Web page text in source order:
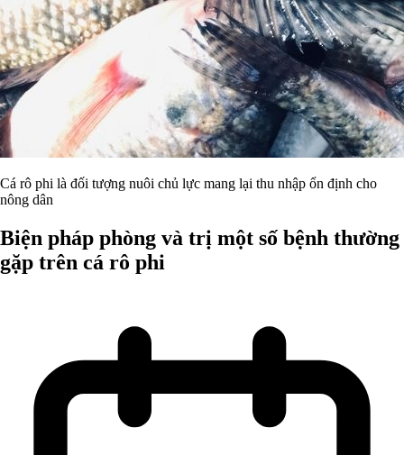
Cá rô phi là đối tượng nuôi chủ lực mang lại thu nhập ổn định cho
nông dân
Biện pháp phòng và trị một số bệnh thường
gặp trên cá rô phi